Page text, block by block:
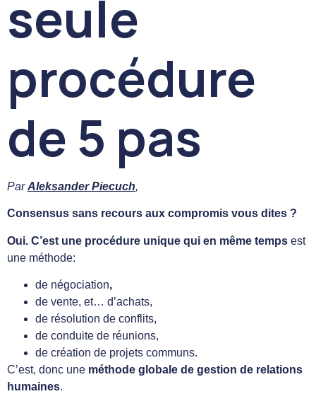
seule
procédure
de 5 pas
Par Aleksander Piecuch,
Consensus sans recours aux compromis vous dites ?
Oui. C’est une procédure unique qui en même temps est
une méthode:
de négociation,
de vente, et… d’achats,
de résolution de conflits,
de conduite de réunions,
de création de projets communs.
C’est, donc une méthode globale de gestion de relations
humaines.